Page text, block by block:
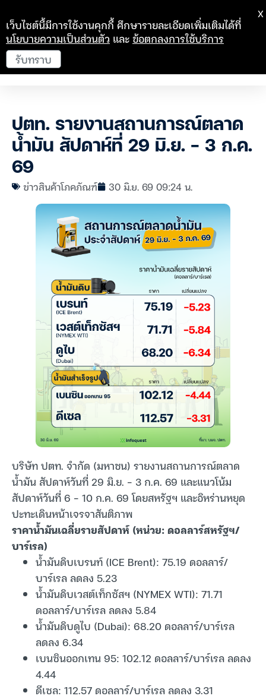
ปตท. รายงานสถานการณ์ตลาด
น้ำมัน สัปดาห์ที่ 29 มิ.ย. – 3 ก.ค.
69
ข่าวสินค้าโภคภัณฑ์ 30 มิ.ย. 69 09:24 น.
บริษัท ปตท. จำกัด (มหาชน) รายงานสถานการณ์ตลาด
น้ำมัน สัปดาห์วันที่ 29 มิ.ย. – 3 ก.ค. 69 และแนวโน้ม
สัปดาห์วันที่ 6 – 10 ก.ค. 69 โดยสหรัฐฯ และอิหร่านหยุด
ปะทะเดินหน้าเจรจาสันติภาพ
ราคาน้ำมันเฉลี่ยรายสัปดาห์ (หน่วย: ดอลลาร์สหรัฐฯ/
บาร์เรล)
น้ำมันดิบเบรนท์ (ICE Brent): 75.19 ดอลลาร์/
บาร์เรล ลดลง 5.23
น้ำมันดิบเวสต์เท็กซัสฯ (NYMEX WTI): 71.71
ดอลลาร์/บาร์เรล ลดลง 5.84
น้ำมันดิบดูไบ (Dubai): 68.20 ดอลลาร์/บาร์เรล
ลดลง 6.34
เบนซินออกเทน 95: 102.12 ดอลลาร์/บาร์เรล ลดลง
4.44
ดีเซล: 112.57 ดอลลาร์/บาร์เรล ลดลง 3.31
เว็บไซต์นี้มีการใช้งานคุกกี้ ศึกษารายละเอียดเพิ่มเติมได้ที่
นโยบายความเป็นส่วนตัว และข้อตกลงการใช้บริการ
รับทราบ
X